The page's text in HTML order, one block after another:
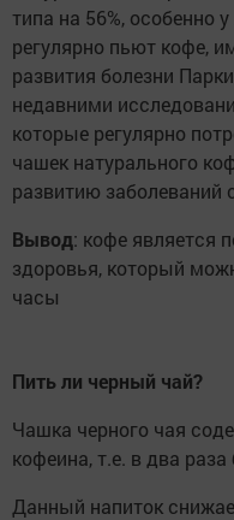
типа на 56%,
регулярно пьют кофе,
развития болезни
недавними
которые регулярно
чашек натурального
развитию заболеваний
Вывод: кофе является
здоровья, который
часы
Пить ли черный чай?
Чашка черного чая
кофеина, т.е. в два
Данный напиток